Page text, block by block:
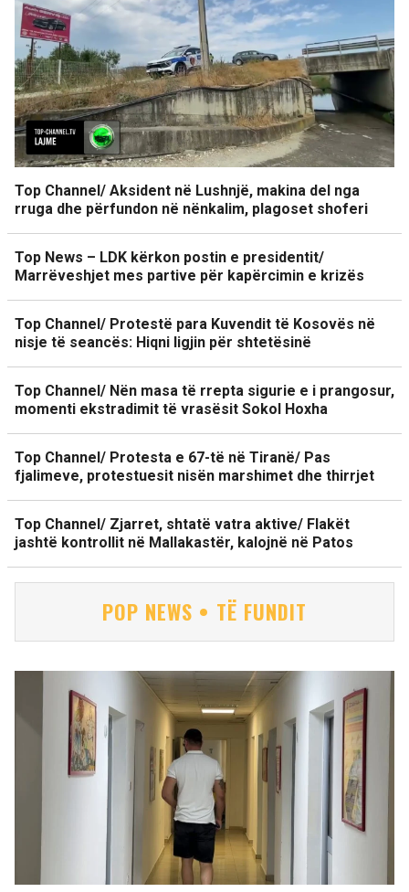
Top Channel/ Aksident në Lushnjë, makina del nga
rruga dhe përfundon në nënkalim, plagoset shoferi
Top News – LDK kërkon postin e presidentit/
Marrëveshjet mes partive për kapërcimin e krizës
Top Channel/ Protestë para Kuvendit të Kosovës në
nisje të seancës: Hiqni ligjin për shtetësinë
Top Channel/ Nën masa të rrepta sigurie e i prangosur,
momenti ekstradimit të vrasësit Sokol Hoxha
Top Channel/ Protesta e 67-të në Tiranë/ Pas
fjalimeve, protestuesit nisën marshimet dhe thirrjet
Top Channel/ Zjarret, shtatë vatra aktive/ Flakët
jashtë kontrollit në Mallakastër, kalojnë në Patos
POP NEWS • TË FUNDIT